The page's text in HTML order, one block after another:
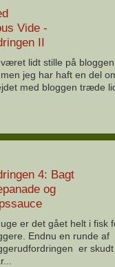
Vide -
II
lidt stille på
jeg har haft en del
med bloggen træde
4: Bagt
og
er det gået helt i fisk
Endnu en runde af
er